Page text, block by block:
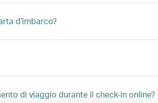
d’imbarco?
di viaggio durante il check-in online?